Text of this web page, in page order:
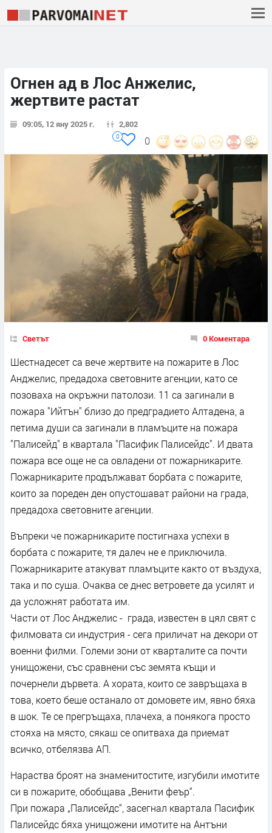
Огнен ад в Лос Анжелис,
жертвите растат
09:05, 12 яну 2025 г. 2,802
0
0
Светът 0 Коментара
Шестнадесет са вече жертвите на пожарите в Лос
Анджелис, предадоха световните агенции, като се
позоваха на окръжни патолози. 11 са загинали в
пожара "Ийтън" близо до предградието Алтадена, а
петима души са загинали в пламъците на пожара
"Палисейд" в квартала "Пасифик Палисейдс". И двата
пожара все още не са овладени от пожарникарите.
Пожарникарите продължават борбата с пожарите,
които за пореден ден опустошават райони на града,
предадоха световните агенции.
Въпреки че пожарникарите постигнаха успехи в
борбата с пожарите, тя далеч не е приключила.
Пожарникарите атакуват пламъците както от въздуха,
така и по суша. Очаква се днес ветровете да усилят и
да усложнят работата им.
Части от Лос Анджелис - града, известен в цял свят с
филмовата си индустрия - сега приличат на декори от
военни филми. Големи зони от кварталите са почти
унищожени, със сравнени със земята къщи и
почернели дървета. А хората, които се завръщаха в
това, което беше останало от домовете им, явно бяха
в шок. Те се прегръщаха, плачеха, а понякога просто
стояха на място, сякаш се опитваха да приемат
всичко, отбелязва АП.
Нараства броят на знаменитостите, изгубили имотите
си в пожарите, обобщава „Венити феър“.
При пожара „Палисейдс“, засегнал квартала Пасифик
Палисейдс бяха унищожени имотите на Антъни